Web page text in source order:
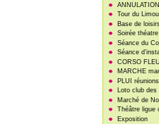
Tour du
Base de
Soirée théatre
Séance du
Séance
CORSO
MARCHE
PLUI
Loto club des
Marché de
Théâtre ligue
Exposition